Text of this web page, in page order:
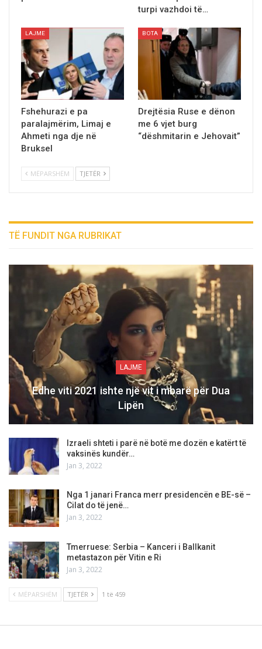
turpi vazhdoi të…
LAJME
Fshehurazi e pa
paralajmërim, Limaj e
Ahmeti nga dje në
Bruksel
BOTA
Drejtësia Ruse e dënon
me 6 vjet burg
“dëshmitarin e Jehovait”
MËPARSHËM TJETËR
TË FUNDIT NGA RUBRIKAT
LAJME
Edhe viti 2021 ishte një vit i mbarë për Dua
Lipën
Izraeli shteti i parë në botë me dozën e katërt të
vaksinës kundër…
Jan 3, 2022
Nga 1 janari Franca merr presidencën e BE-së –
Cilat do të jenë…
Jan 3, 2022
Tmerruese: Serbia – Kanceri i Ballkanit
metastazon për Vitin e Ri
Jan 3, 2022
MËPARSHËM TJETËR 1 të 459